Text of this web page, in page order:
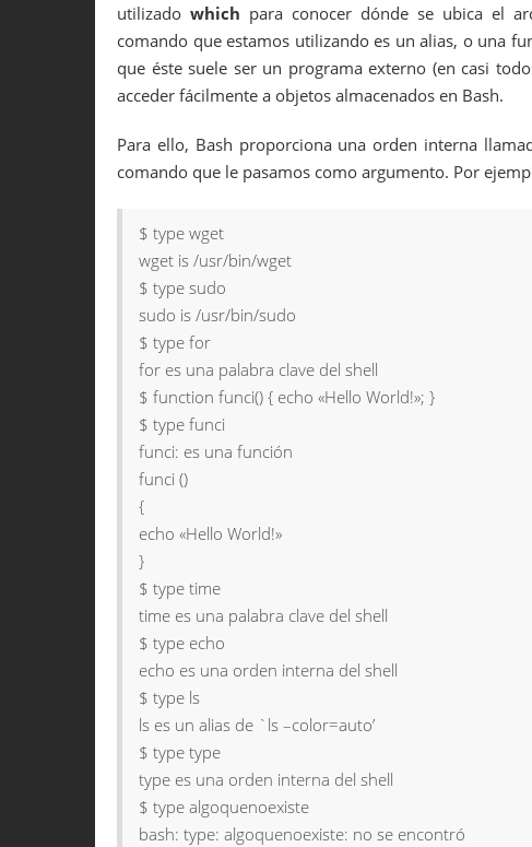
utilizado which para conocer dónde se ubica el
comando que estamos utilizando es un alias, o una
que éste suele ser un programa externo (en casi
acceder fácilmente a objetos almacenados en Bash.
Para ello, Bash proporciona una orden interna
comando que le pasamos como argumento. Por
$ type wget
wget is /usr/bin/wget
$ type sudo
sudo is /usr/bin/sudo
$ type for
for es una palabra clave del shell
$ function funci() { echo «Hello World!»; }
$ type funci
funci: es una función
funci ()
{
echo «Hello World!»
}
$ type time
time es una palabra clave del shell
$ type echo
echo es una orden interna del shell
$ type ls
ls es un alias de `ls –color=auto’
$ type type
type es una orden interna del shell
$ type algoquenoexiste
bash: type: algoquenoexiste: no se encontró